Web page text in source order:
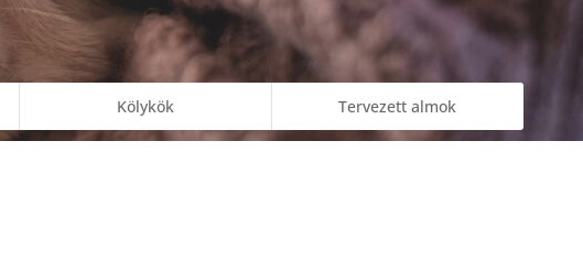
Kölykök Tervezett almok